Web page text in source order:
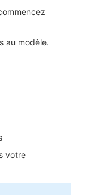
au modèle.
votre